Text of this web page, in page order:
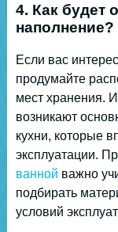
4. Как будет
наполнение?
Если вас
продумайте
мест хранения.
возникают
кухни, которые
эксплуатации.
ванной важно
подбирать
условий